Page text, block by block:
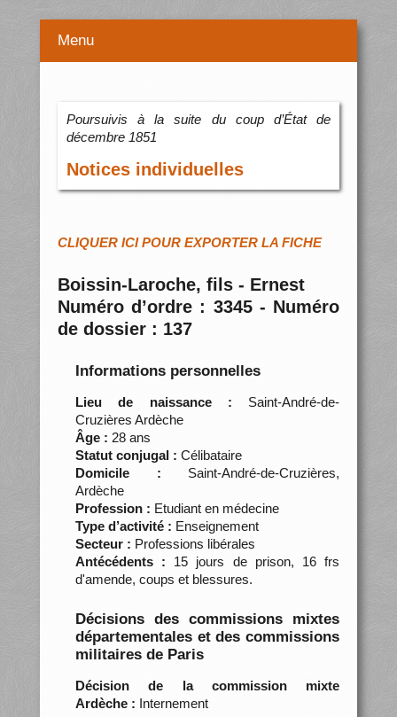
Menu
Poursuivis à la suite du coup d’État de
décembre 1851
Notices individuelles
CLIQUER ICI POUR EXPORTER LA FICHE
Boissin-Laroche, fils - Ernest
Numéro d’ordre : 3345 - Numéro
de dossier : 137
Informations personnelles
Lieu de naissance : Saint-André-de-
Cruzières Ardèche
Âge : 28 ans
Statut conjugal : Célibataire
Domicile : Saint-André-de-Cruzières,
Ardèche
Profession : Etudiant en médecine
Type d’activité : Enseignement
Secteur : Professions libérales
Antécédents : 15 jours de prison, 16 frs
d'amende, coups et blessures.
Décisions des commissions mixtes
départementales et des commissions
militaires de Paris
Décision de la commission mixte
Ardèche : Internement